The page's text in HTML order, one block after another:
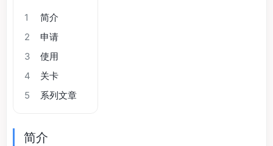
1
简介
2
申请
3
使用
4
关卡
5
系列文章
简介